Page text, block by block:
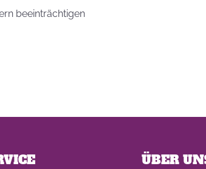
beeinträchtigen
ÜBER